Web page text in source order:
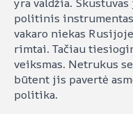
politinis
vakaro niekas
rimtai. Tačiau
veiksmas. Netrukus
būtent jis pavertė
politika.